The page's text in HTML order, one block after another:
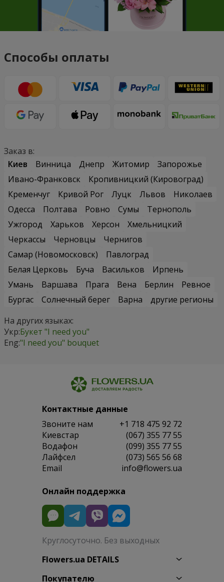
Способы оплаты
Заказ в:
Киев
Винница Днепр Житомир
Запорожье
Ивано-Франковск
Кропивницкий (Кировоград)
Кременчуг
Кривой Рог Луцк Львов
Николаев
Одесса
Полтава Ровно Сумы
Тернополь
Ужгород
Харьков Херсон
Хмельницкий
Черкассы
Черновцы
Чернигов
Самар (Новомосковск)
Павлоград
Белая Церковь
Буча Васильков
Ирпень
Умань
Варшава Прага Вена Берлин
Ревное
Бургас
Солнечный берег Варна
другие регионы
На других языках:
Укр:Букет "I need you"
Eng:"I need you" bouquet
Контактные данные
Звоните нам
+1 718 475 92 72
Киевстар
(067) 355 77 55
Водафон
(099) 355 77 55
Лайфсел
(073) 565 56 68
Email
info@flowers.ua
Онлайн поддержка
Круглосуточно. Без выходных
Flowers.ua DETAILS
Покупателю